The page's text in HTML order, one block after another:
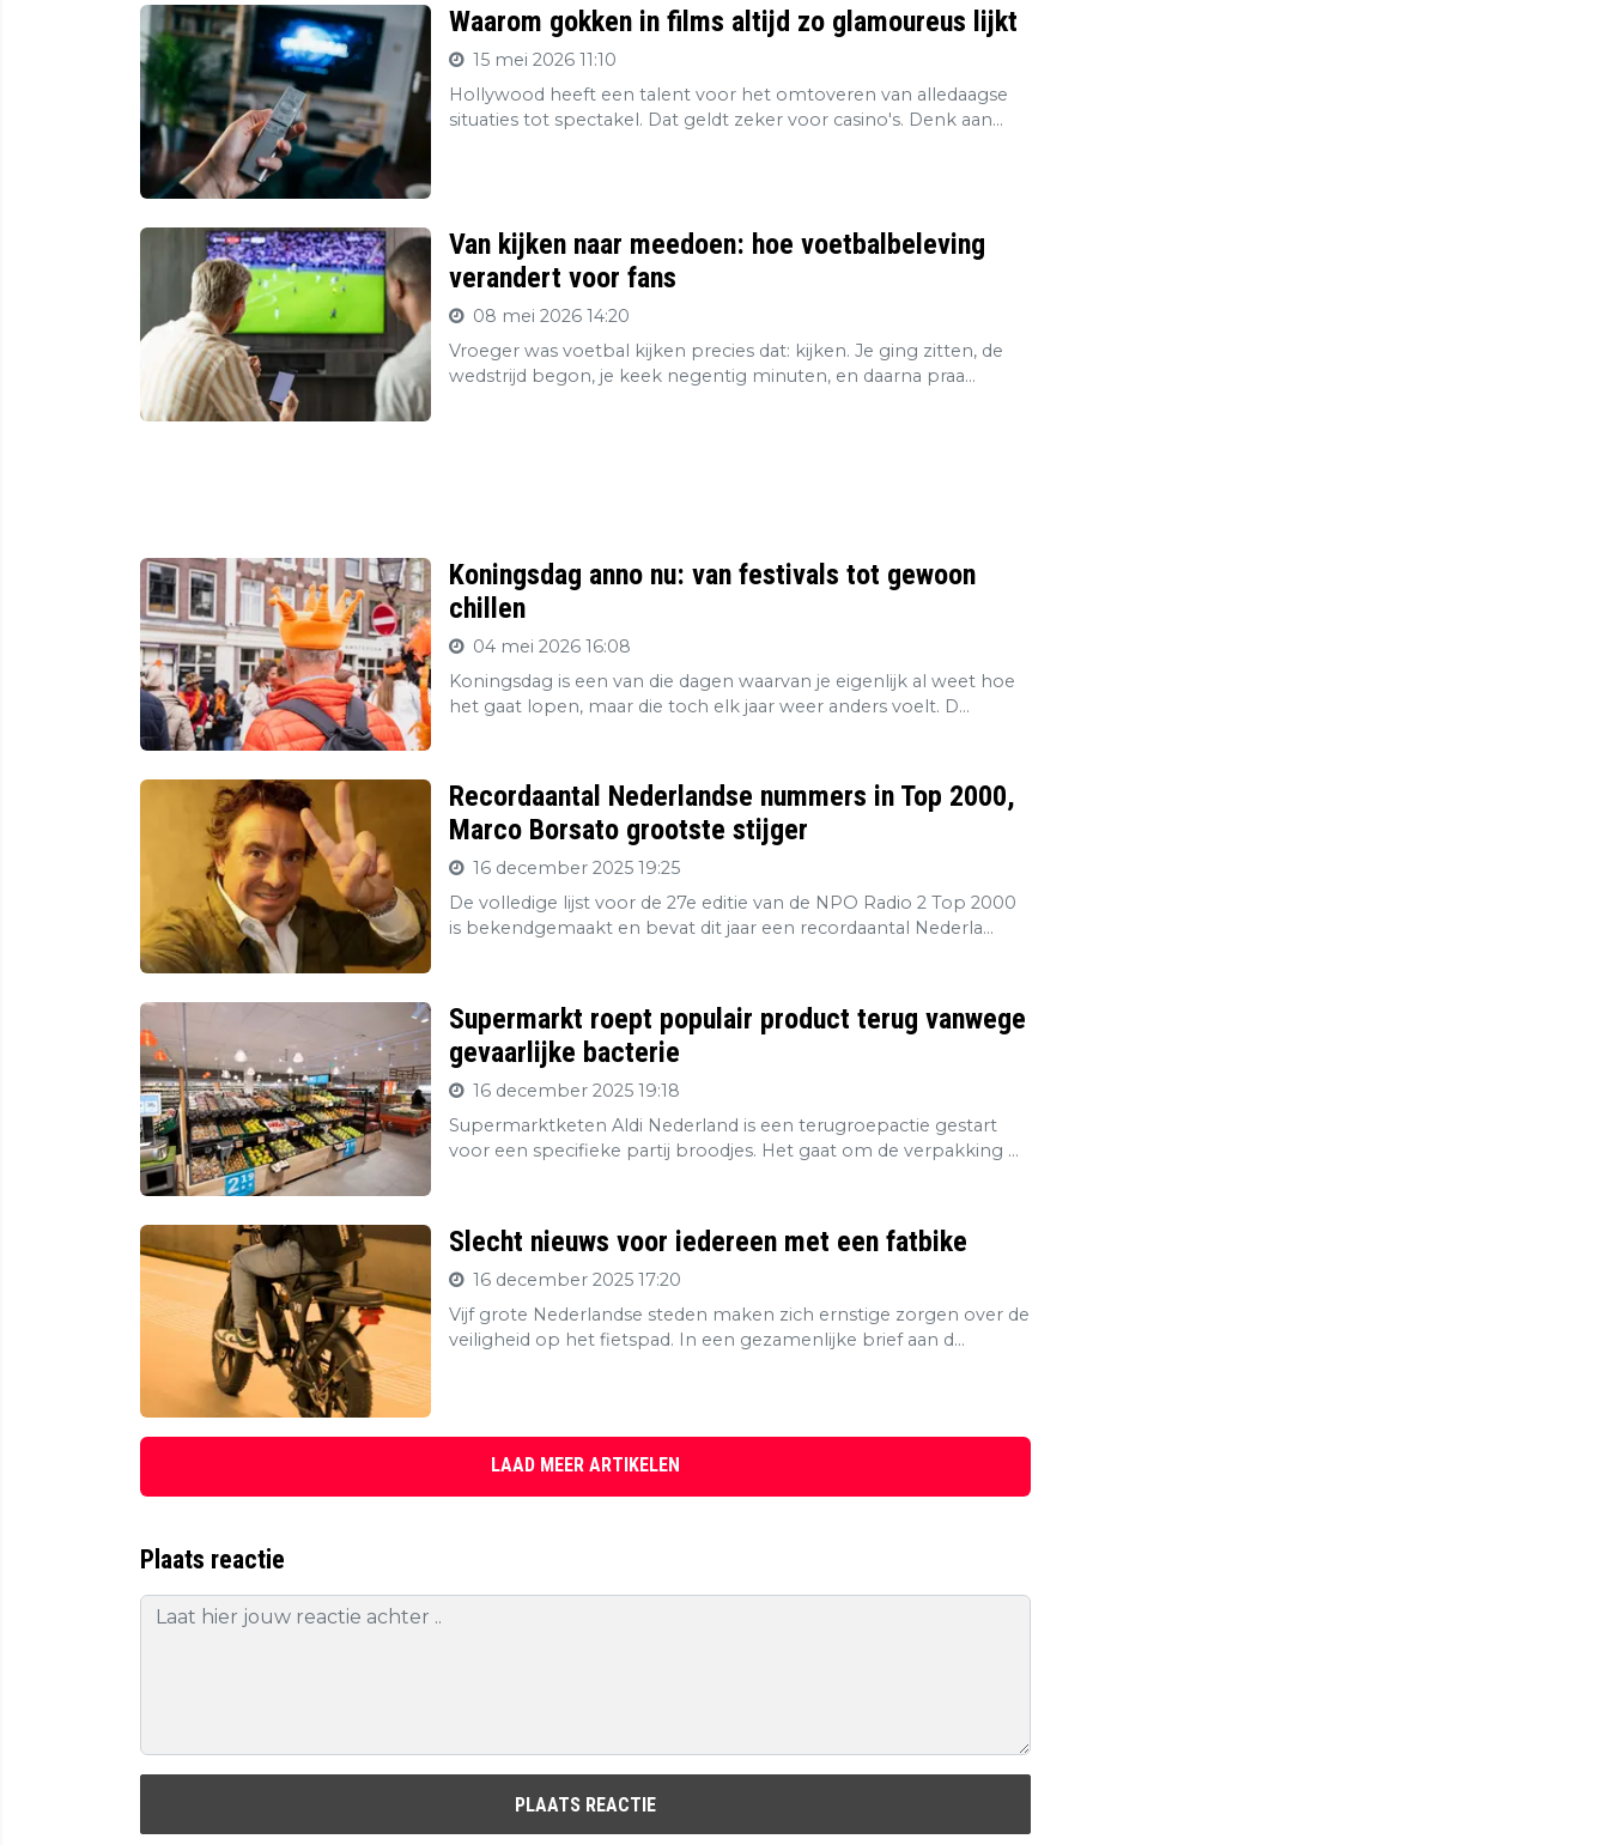
Waarom gokken in films altijd zo glamoureus lijkt
15 mei 2026 11:10
Hollywood heeft een talent voor het omtoveren van alledaagse
situaties tot spectakel. Dat geldt zeker voor casino's. Denk aan...
Van kijken naar meedoen: hoe voetbalbeleving
verandert voor fans
08 mei 2026 14:20
Vroeger was voetbal kijken precies dat: kijken. Je ging zitten, de
wedstrijd begon, je keek negentig minuten, en daarna praa...
Koningsdag anno nu: van festivals tot gewoon
chillen
04 mei 2026 16:08
Koningsdag is een van die dagen waarvan je eigenlijk al weet hoe
het gaat lopen, maar die toch elk jaar weer anders voelt. D...
Recordaantal Nederlandse nummers in Top 2000,
Marco Borsato grootste stijger
16 december 2025 19:25
De volledige lijst voor de 27e editie van de NPO Radio 2 Top 2000
is bekendgemaakt en bevat dit jaar een recordaantal Nederla...
Supermarkt roept populair product terug vanwege
gevaarlijke bacterie
16 december 2025 19:18
Supermarktketen Aldi Nederland is een terugroepactie gestart
voor een specifieke partij broodjes. Het gaat om de verpakking ...
Slecht nieuws voor iedereen met een fatbike
16 december 2025 17:20
Vijf grote Nederlandse steden maken zich ernstige zorgen over de
veiligheid op het fietspad. In een gezamenlijke brief aan d...
LAAD MEER ARTIKELEN
Plaats reactie
PLAATS REACTIE